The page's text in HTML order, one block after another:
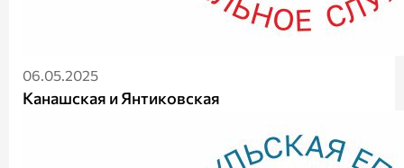
06.05.2025
Канашская и Янтиковская